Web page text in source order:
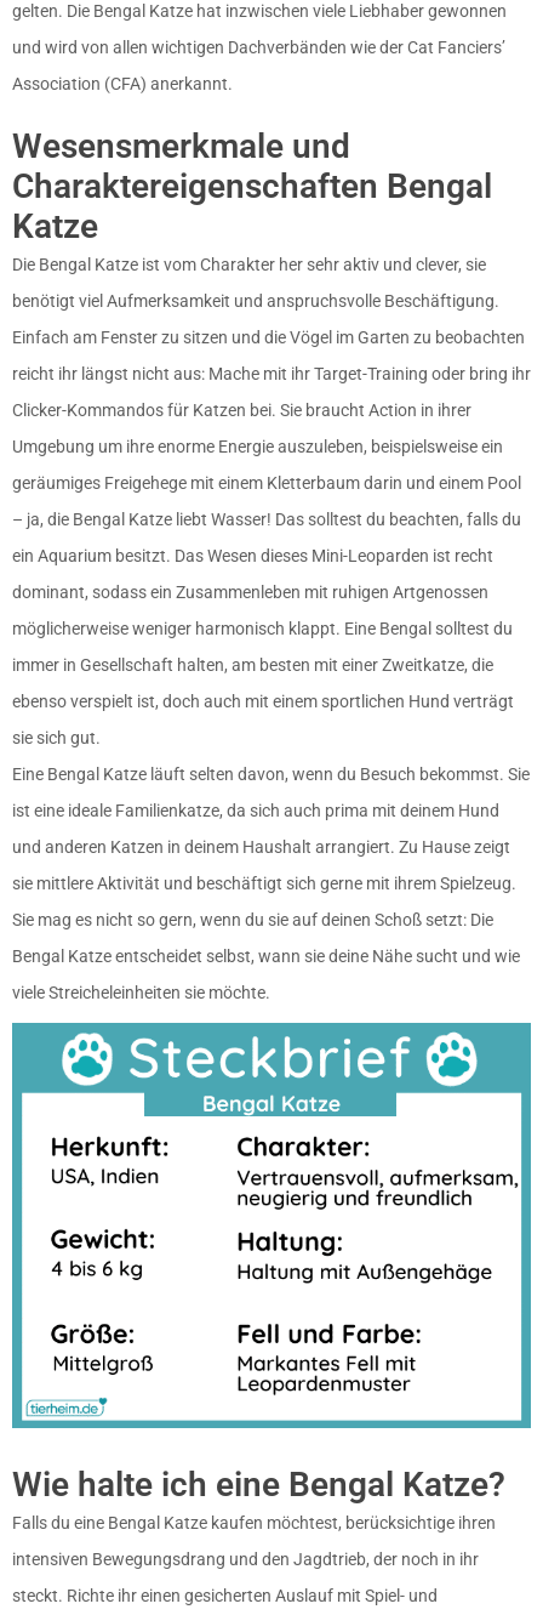
gelten. Die Bengal Katze hat inzwischen viele Liebhaber gewonnen
und wird von allen wichtigen Dachverbänden wie der Cat Fanciers’
Association (CFA) anerkannt.
Wesensmerkmale und
Charaktereigenschaften Bengal
Katze
Die Bengal Katze ist vom Charakter her sehr aktiv und clever, sie
benötigt viel Aufmerksamkeit und anspruchsvolle Beschäftigung.
Einfach am Fenster zu sitzen und die Vögel im Garten zu beobachten
reicht ihr längst nicht aus: Mache mit ihr Target-Training oder bring ihr
Clicker-Kommandos für Katzen bei. Sie braucht Action in ihrer
Umgebung um ihre enorme Energie auszuleben, beispielsweise ein
geräumiges Freigehege mit einem Kletterbaum darin und einem Pool
– ja, die Bengal Katze liebt Wasser! Das solltest du beachten, falls du
ein Aquarium besitzt. Das Wesen dieses Mini-Leoparden ist recht
dominant, sodass ein Zusammenleben mit ruhigen Artgenossen
möglicherweise weniger harmonisch klappt. Eine Bengal solltest du
immer in Gesellschaft halten, am besten mit einer Zweitkatze, die
ebenso verspielt ist, doch auch mit einem sportlichen Hund verträgt
sie sich gut.
Eine Bengal Katze läuft selten davon, wenn du Besuch bekommst. Sie
ist eine ideale Familienkatze, da sich auch prima mit deinem Hund
und anderen Katzen in deinem Haushalt arrangiert. Zu Hause zeigt
sie mittlere Aktivität und beschäftigt sich gerne mit ihrem Spielzeug.
Sie mag es nicht so gern, wenn du sie auf deinen Schoß setzt: Die
Bengal Katze entscheidet selbst, wann sie deine Nähe sucht und wie
viele Streicheleinheiten sie möchte.
Wie halte ich eine Bengal Katze?
Falls du eine Bengal Katze kaufen möchtest, berücksichtige ihren
intensiven Bewegungsdrang und den Jagdtrieb, der noch in ihr
steckt. Richte ihr einen gesicherten Auslauf mit Spiel- und